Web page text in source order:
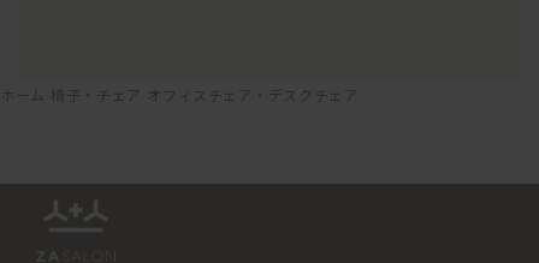
ホーム 椅子・チェア オフィスチェア・デスクチェア